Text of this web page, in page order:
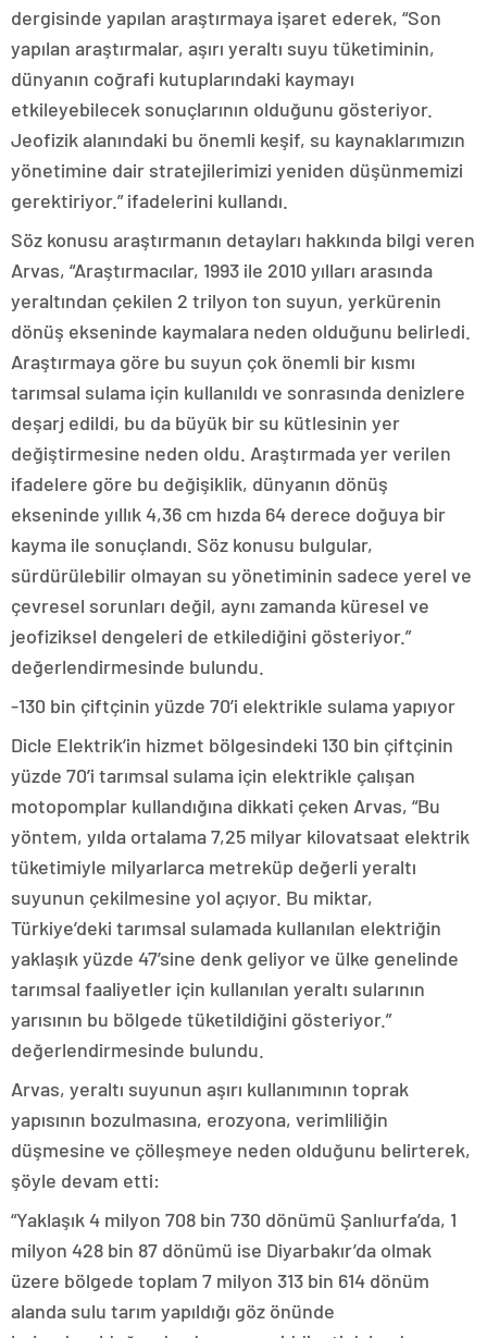
dergisinde yapılan araştırmaya işaret ederek, “Son
yapılan araştırmalar, aşırı yeraltı suyu tüketiminin,
dünyanın coğrafi kutuplarındaki kaymayı
etkileyebilecek sonuçlarının olduğunu gösteriyor.
Jeofizik alanındaki bu önemli keşif, su kaynaklarımızın
yönetimine dair stratejilerimizi yeniden düşünmemizi
gerektiriyor.” ifadelerini kullandı.
Söz konusu araştırmanın detayları hakkında bilgi veren
Arvas, “Araştırmacılar, 1993 ile 2010 yılları arasında
yeraltından çekilen 2 trilyon ton suyun, yerkürenin
dönüş ekseninde kaymalara neden olduğunu belirledi.
Araştırmaya göre bu suyun çok önemli bir kısmı
tarımsal sulama için kullanıldı ve sonrasında denizlere
deşarj edildi, bu da büyük bir su kütlesinin yer
değiştirmesine neden oldu. Araştırmada yer verilen
ifadelere göre bu değişiklik, dünyanın dönüş
ekseninde yıllık 4,36 cm hızda 64 derece doğuya bir
kayma ile sonuçlandı. Söz konusu bulgular,
sürdürülebilir olmayan su yönetiminin sadece yerel ve
çevresel sorunları değil, aynı zamanda küresel ve
jeofiziksel dengeleri de etkilediğini gösteriyor.”
değerlendirmesinde bulundu.
-130 bin çiftçinin yüzde 70’i elektrikle sulama yapıyor
Dicle Elektrik’in hizmet bölgesindeki 130 bin çiftçinin
yüzde 70’i tarımsal sulama için elektrikle çalışan
motopomplar kullandığına dikkati çeken Arvas, “Bu
yöntem, yılda ortalama 7,25 milyar kilovatsaat elektrik
tüketimiyle milyarlarca metreküp değerli yeraltı
suyunun çekilmesine yol açıyor. Bu miktar,
Türkiye’deki tarımsal sulamada kullanılan elektriğin
yaklaşık yüzde 47’sine denk geliyor ve ülke genelinde
tarımsal faaliyetler için kullanılan yeraltı sularının
yarısının bu bölgede tüketildiğini gösteriyor.”
değerlendirmesinde bulundu.
Arvas, yeraltı suyunun aşırı kullanımının toprak
yapısının bozulmasına, erozyona, verimliliğin
düşmesine ve çölleşmeye neden olduğunu belirterek,
şöyle devam etti:
“Yaklaşık 4 milyon 708 bin 730 dönümü Şanlıurfa’da, 1
milyon 428 bin 87 dönümü ise Diyarbakır’da olmak
üzere bölgede toplam 7 milyon 313 bin 614 dönüm
alanda sulu tarım yapıldığı göz önünde